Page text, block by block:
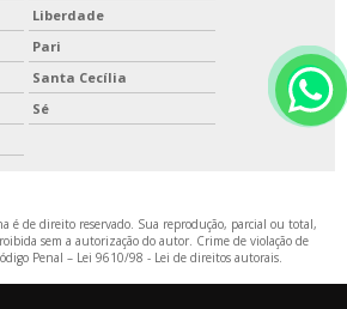
Liberdade
Pari
Santa Cecília
Sé
é de direito reservado. Sua reprodução, parcial ou total,
sem a autorização do autor. Crime de violação de
Penal – Lei 9610/98 - Lei de direitos autorais